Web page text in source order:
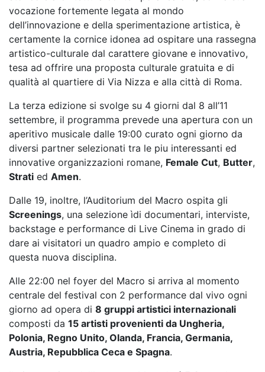
vocazione fortemente legata al mondo
dell’innovazione e della sperimentazione artistica, è
certamente la cornice idonea ad ospitare una rassegna
artistico-culturale dal carattere giovane e innovativo,
tesa ad offrire una proposta culturale gratuita e di
qualità al quartiere di Via Nizza e alla città di Roma.
La terza edizione si svolge su 4 giorni dal 8 all’11
settembre, il programma prevede una apertura con un
aperitivo musicale dalle 19:00 curato ogni giorno da
diversi partner selezionati tra le piu interessanti ed
innovative organizzazioni romane, Female Cut, Butter,
Strati ed Amen.
Dalle 19, inoltre, l’Auditorium del Macro ospita gli
Screenings, una selezione ìdi documentari, interviste,
backstage e performance di Live Cinema in grado di
dare ai visitatori un quadro ampio e completo di
questa nuova disciplina.
Alle 22:00 nel foyer del Macro si arriva al momento
centrale del festival con 2 performance dal vivo ogni
giorno ad opera di 8 gruppi artistici internazionali
composti da 15 artisti provenienti da Ungheria,
Polonia, Regno Unito, Olanda, Francia, Germania,
Austria, Repubblica Ceca e Spagna.